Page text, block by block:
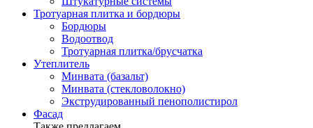
Тротуарная плитка и бордюры
Бордюры
Водоотвод
Тротуарная плитка/брусчатка
Утеплитель
Минвата (базальт)
Минвата (стекловолокно)
Экструдированный пенополистирол
Фасад